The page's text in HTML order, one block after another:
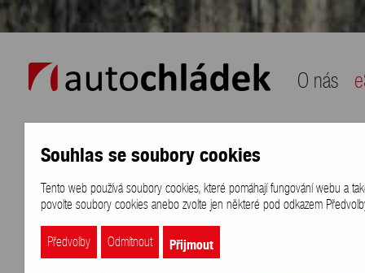
auto chládek O nás
Naše nabídka
Doporučujeme
Aditiva
Autobaterie
Přihlášení
eShop>Značky>PETRONAS>
Souhlas se soubory cookies
Tento web používá soubory cookies, které pomáhají fungování webu a
povolte soubory cookies anebo zvolte jen některé pod odkazem
Předvolby Odmítnout Přijmout